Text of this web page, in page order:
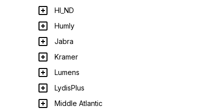
HI_ND
Humly
Jabra
Kramer
Lumens
LydisPlus
Middle Atlantic